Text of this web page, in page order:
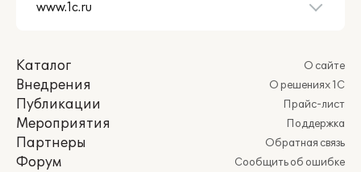
Каталог
Внедрения
Публикации
Мероприятия
Партнеры
Форум
О сайте
О решениях 1С
Прайс-лист
Поддержка
Обратная связь
Сообщить об ошибке